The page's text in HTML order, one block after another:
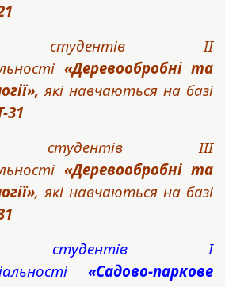
студентів IІ
«Деревообробні та
,які навчаються на базі
31
студентів IIІ
«Деревообробні та
, які навчаються на базі
студентів I
«Садово-паркове